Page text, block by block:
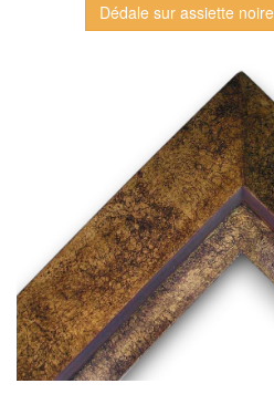
Dédale sur assiette